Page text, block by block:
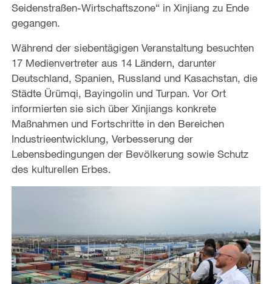
Seidenstraßen-Wirtschaftszone“ in Xinjiang zu Ende
gegangen.
Während der siebentägigen Veranstaltung besuchten
17 Medienvertreter aus 14 Ländern, darunter
Deutschland, Spanien, Russland und Kasachstan, die
Städte Ürümqi, Bayingolin und Turpan. Vor Ort
informierten sie sich über Xinjiangs konkrete
Maßnahmen und Fortschritte in den Bereichen
Industrieentwicklung, Verbesserung der
Lebensbedingungen der Bevölkerung sowie Schutz
des kulturellen Erbes.